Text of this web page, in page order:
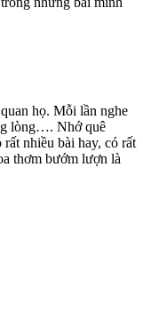
họ. Mỗi lần nghe
lòng…. Nhớ quê
nhiều bài hay, có rất
thơm bướm lượn là